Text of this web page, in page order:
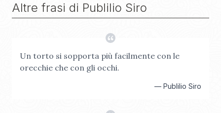
Altre frasi di Publilio Siro
Un torto si sopporta più facilmente con le
orecchie che con gli occhi.
— Publilio Siro